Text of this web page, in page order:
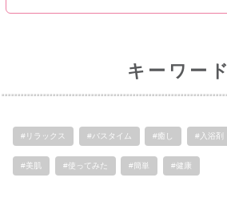
キーワード
#リラックス #バスタイム #癒し #入浴剤
#美肌 #使ってみた #簡単 #健康